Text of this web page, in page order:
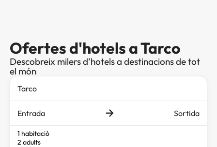
Ofertes d'hotels a Tarco
Descobreix milers d'hotels a destinacions de tot
el món
Entrada Sortida
1 habitació
2 adults